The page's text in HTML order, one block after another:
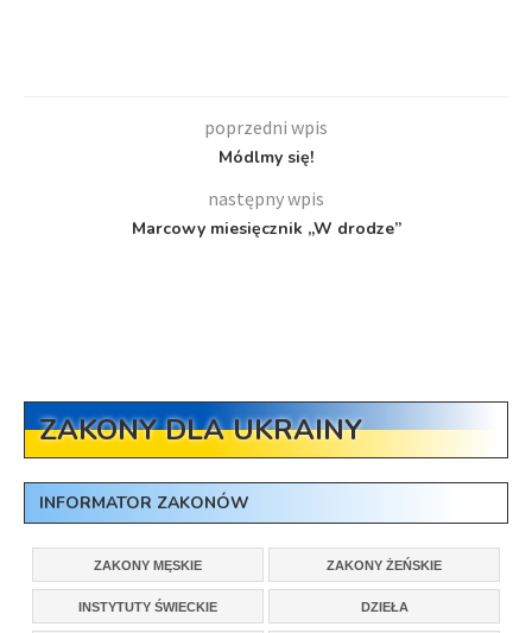
poprzedni wpis
Módlmy się!
następny wpis
Marcowy miesięcznik „W drodze”
ZAKONY DLA UKRAINY
INFORMATOR ZAKONÓW
ZAKONY MĘSKIE ZAKONY ŻEŃSKIE
INSTYTUTY ŚWIECKIE DZIEŁA